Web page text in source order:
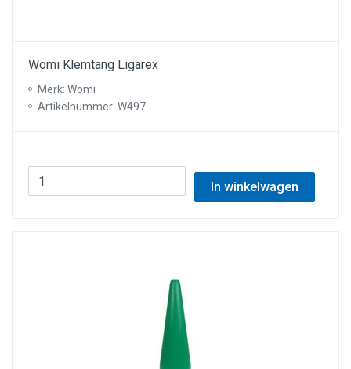
Womi Klemtang Ligarex
Merk: Womi
Artikelnummer: W497
In winkelwagen